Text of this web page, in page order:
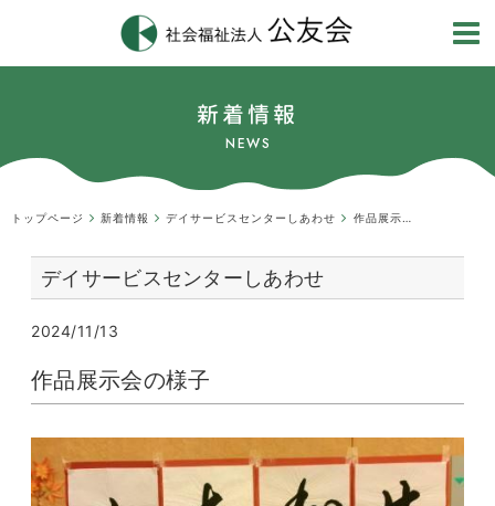
新着情報
NEWS
トップページ 新着情報 デイサービスセンターしあわせ
デイサービスセンターしあわせ
2024/11/13
作品展示会の様子